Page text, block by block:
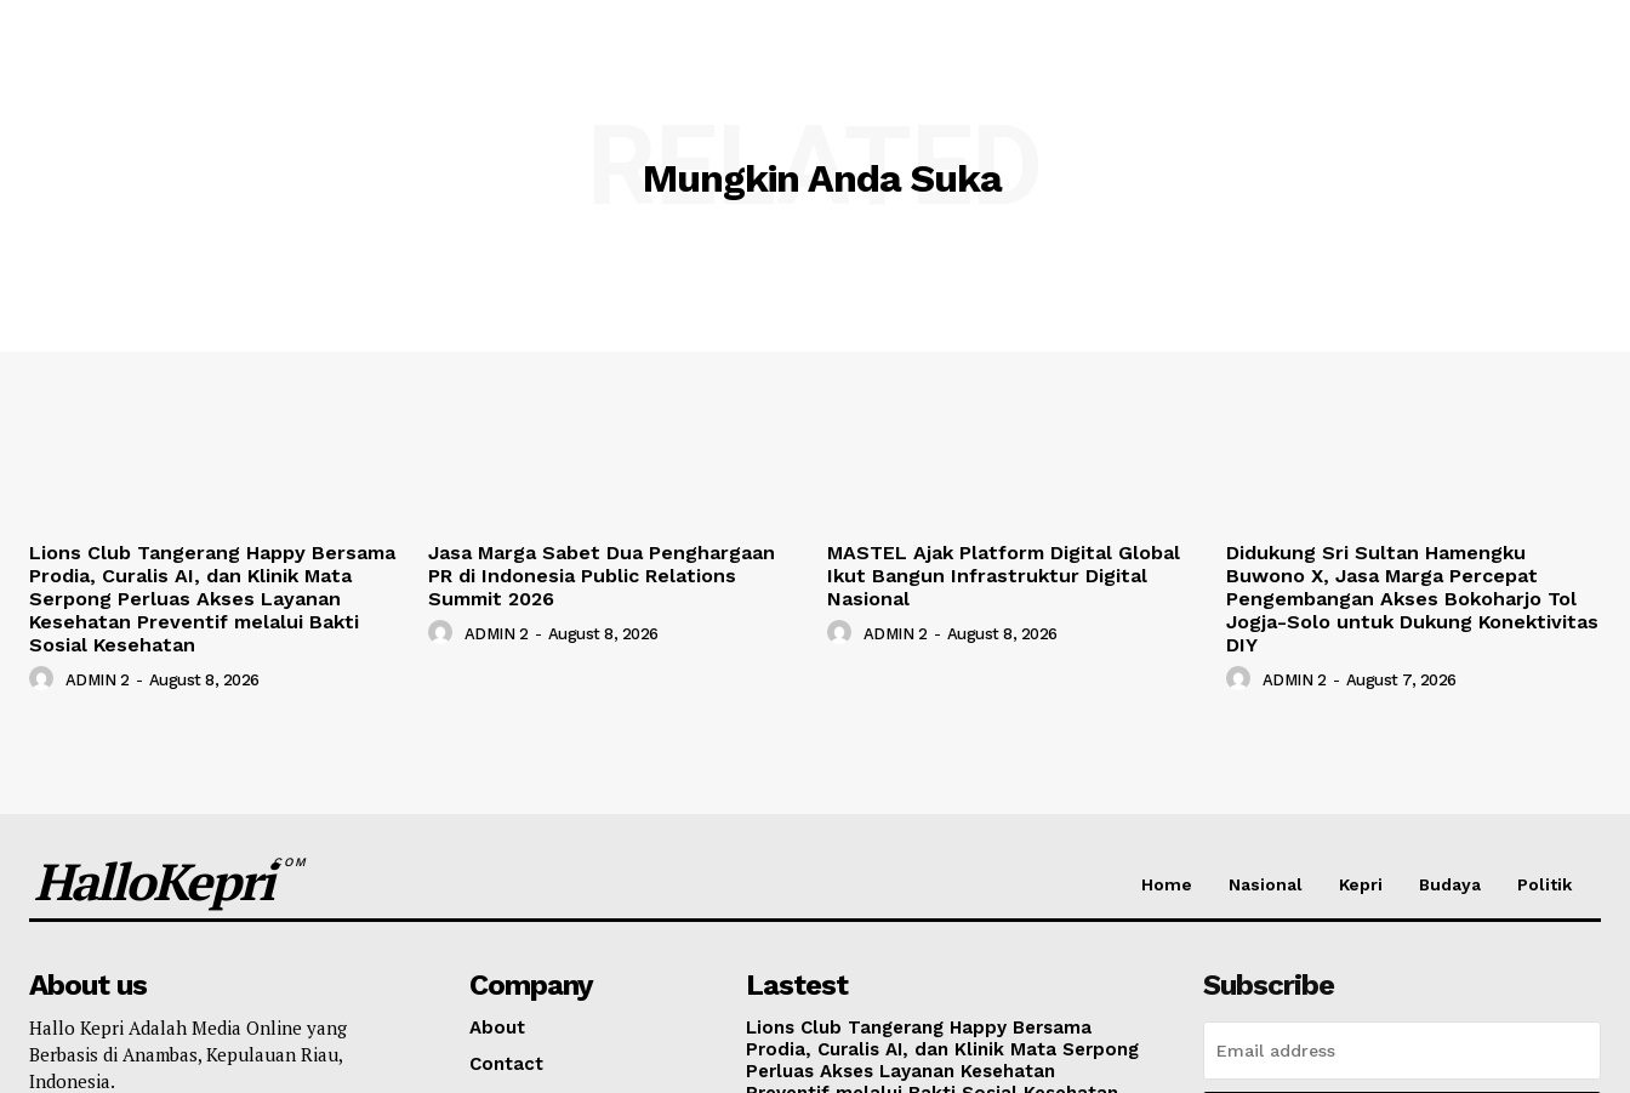
Mungkin Anda Suka
RELATED
Lions Club Tangerang Happy Bersama
Prodia, Curalis AI, dan Klinik Mata
Serpong Perluas Akses Layanan
Kesehatan Preventif melalui Bakti
Sosial Kesehatan
ADMIN 2 - August 8, 2026
Jasa Marga Sabet Dua Penghargaan
PR di Indonesia Public Relations
Summit 2026
ADMIN 2 - August 8, 2026
MASTEL Ajak Platform Digital Global
Ikut Bangun Infrastruktur Digital
Nasional
ADMIN 2 - August 8, 2026
Didukung Sri Sultan Hamengku
Buwono X, Jasa Marga Percepat
Pengembangan Akses Bokoharjo Tol
Jogja-Solo untuk Dukung Konektivitas
DIY
ADMIN 2 - August 7, 2026
HalloKepriCOM
Home Nasional Kepri Budaya Politik
About us
Hallo Kepri Adalah Media Online yang
Berbasis di Anambas, Kepulauan Riau,
Indonesia.
Company
About
Contact
Lastest
Lions Club Tangerang Happy Bersama
Prodia, Curalis AI, dan Klinik Mata Serpong
Perluas Akses Layanan Kesehatan
Subscribe